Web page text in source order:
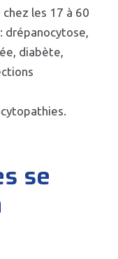
les 17 à 60
drépanocytose,
diabète,
se